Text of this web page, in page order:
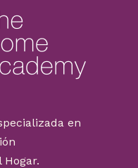
en
Hogar.